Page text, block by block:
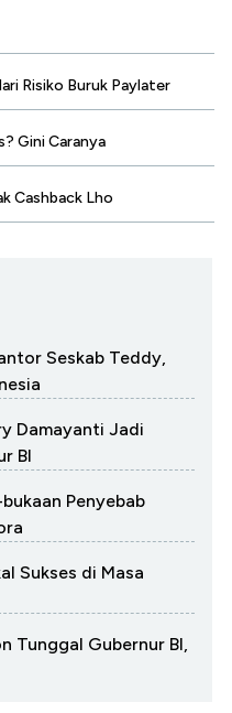
Risiko Buruk Paylater
Gini Caranya
Cashback Lho
Seskab Teddy,
Damayanti Jadi
BI
Penyebab
Sukses di Masa
Tunggal Gubernur BI,